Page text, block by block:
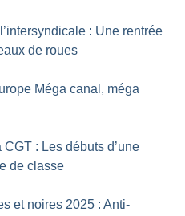
: Une rentrée
de roues
Méga canal, méga
: Les débuts d’une
de classe
et noires 2025 : Anti-